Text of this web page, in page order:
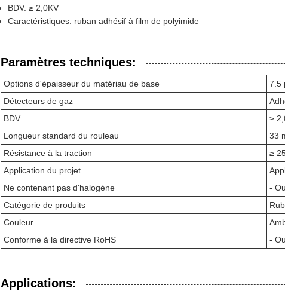
BDV: ≥ 2,0KV
Caractéristiques: ruban adhésif à film de polyimide
Paramètres techniques:
Options d'épaisseur du matériau de base
7.5
Détecteurs de gaz
BDV
≥
Longueur standard du rouleau
33
Résistance à la traction
≥
Application du projet
Ne contenant pas d'halogène
-
Catégorie de produits
Couleur
Conforme à la directive RoHS
-
Applications: